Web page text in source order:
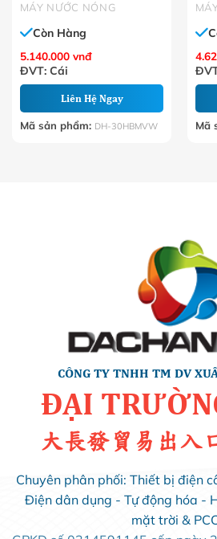
MÁY NƯỚC NÓNG
Còn Hàng
5.140.000 vnđ
ĐVT: Cái
Liên Hệ Ngay
Mã sản phẩm: DH-30HBMVW Mã
CÔNG TY TNHH TM DV
ĐẠI
大長發貿易出入
Chuyên phân phối: Thiết bị điện
Điện dân dụng - Tự động hóa -
mặt trời &